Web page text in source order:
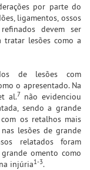
por parte do
ligamentos, ossos
devem ser
tratar lesões como a
de lesões com
o apresentado. Na
al.7 não evidenciou
sendo a grande
os retalhos mais
lesões de grande
relatados foram
omento como
injúria1-3.